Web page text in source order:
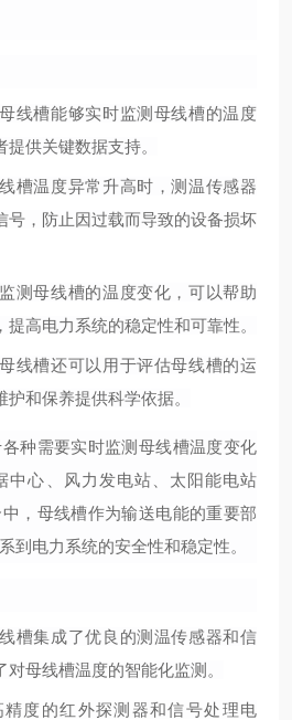
母线槽能够实时监测母线槽的温度
供关键数据支持。
线槽温度异常升高时，测温传感器
号，防止因过载而导致的设备损坏
监测母线槽的温度变化，可以帮助
高电力系统的稳定性和可靠性。
母线槽还可以用于评估母线槽的运
和保养提供科学依据。
种需要实时监测母线槽温度变化
中心、风力发电站、太阳能电站
，母线槽作为输送电能的重要部
到电力系统的安全性和稳定性。
槽集成了优良的测温传感器和信
母线槽温度的智能化监测。
精度的红外探测器和信号处理电